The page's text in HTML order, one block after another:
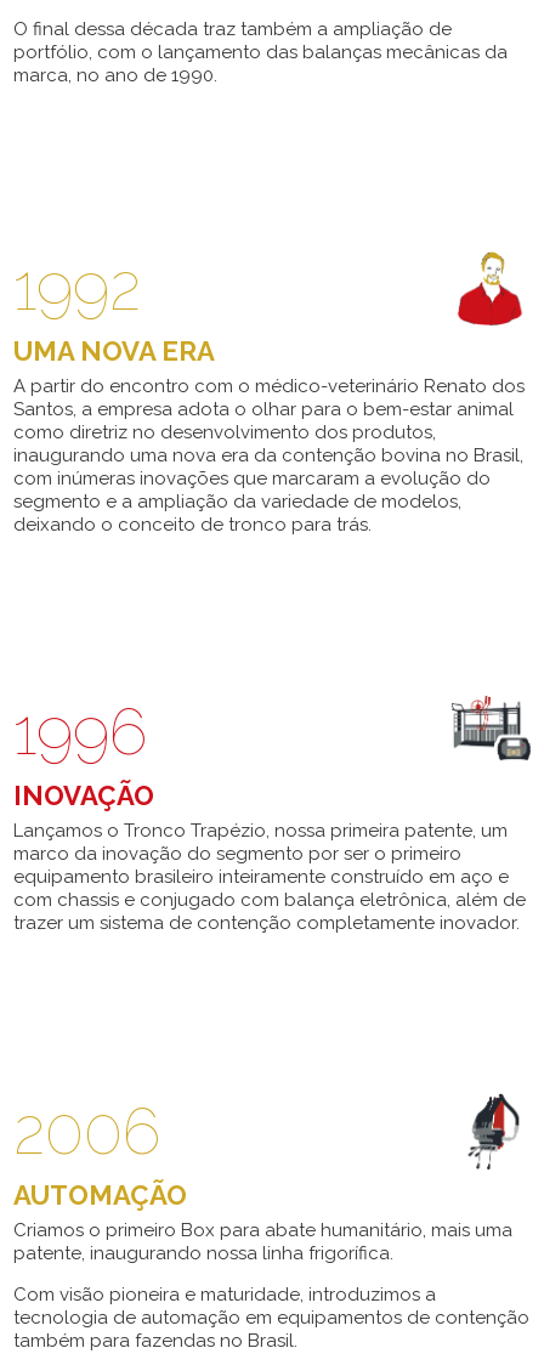
O final dessa década traz também a ampliação de
portfólio, com o lançamento das balanças mecânicas da
marca, no ano de 1990.
1992
UMA NOVA ERA
A partir do encontro com o médico-veterinário Renato dos
Santos, a empresa adota o olhar para o bem-estar animal
como diretriz no desenvolvimento dos produtos,
inaugurando uma nova era da contenção bovina no Brasil,
com inúmeras inovações que marcaram a evolução do
segmento e a ampliação da variedade de modelos,
deixando o conceito de tronco para trás.
1996
INOVAÇÃO
Lançamos o Tronco Trapézio, nossa primeira patente, um
marco da inovação do segmento por ser o primeiro
equipamento brasileiro inteiramente construído em aço e
com chassis e conjugado com balança eletrônica, além de
trazer um sistema de contenção completamente inovador.
2006
AUTOMAÇÃO
Criamos o primeiro Box para abate humanitário, mais uma
patente, inaugurando nossa linha frigorífica.
Com visão pioneira e maturidade, introduzimos a
tecnologia de automação em equipamentos de contenção
também para fazendas no Brasil.